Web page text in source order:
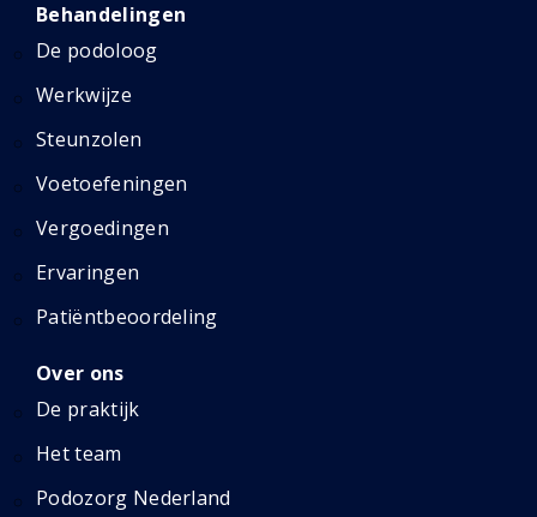
Behandelingen
De podoloog
Werkwijze
Steunzolen
Voetoefeningen
Vergoedingen
Ervaringen
Patiëntbeoordeling
Over ons
De praktijk
Het team
Podozorg Nederland